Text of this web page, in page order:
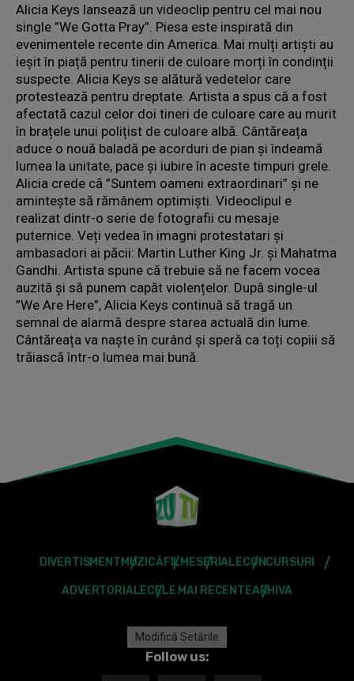
Alicia Keys lansează un videoclip pentru cel mai nou
single ”We Gotta Pray”. Piesa este inspirată din
evenimentele recente din America. Mai mulți artiști au
ieșit în piață pentru tinerii de culoare morți în condinții
suspecte. Alicia Keys se alătură vedetelor care
protestează pentru dreptate. Artista a spus că a fost
afectată cazul celor doi tineri de culoare care au murit
în brațele unui polițist de culoare albă. Cântăreața
aduce o nouă baladă pe acorduri de pian și îndeamă
lumea la unitate, pace și iubire în aceste timpuri grele.
Alicia crede că ”Suntem oameni extraordinari” și ne
amintește să rămânem optimiști. Videoclipul e
realizat dintr-o serie de fotografii cu mesaje
puternice. Veți vedea în imagni protestatari și
ambasadori ai păcii: Martin Luther King Jr. și Mahatma
Gandhi. Artista spune că trebuie să ne facem vocea
auzită și să punem capăt violențelor. După single-ul
”We Are Here”, Alicia Keys continuă să tragă un
semnal de alarmă despre starea actuală din lume.
Cântăreața va naște în curând și speră ca toți copiii să
trăiască într-o lumea mai bună.
DIVERTISMENT MUZICĂFILMESERIALECONCURSURI
ADVERTORIALECELE MAI RECENTEARHIVA
Modifică Setările
Follow us: